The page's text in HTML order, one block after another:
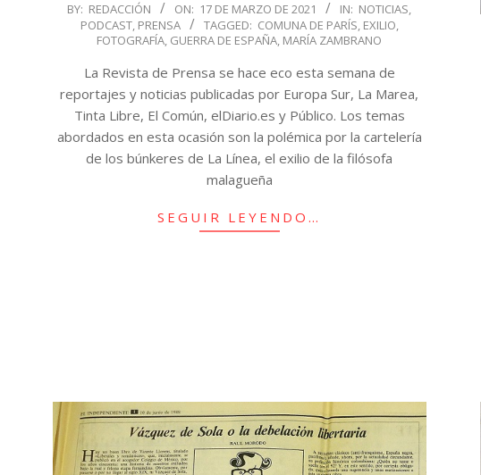
2021-
BY: REDACCIÓN ON: 17 DE MARZO DE 2021 IN: NOTICIAS,
PODCAST, PRENSA TAGGED: COMUNA DE PARÍS, EXILIO,
FOTOGRAFÍA, GUERRA DE ESPAÑA, MARÍA ZAMBRANO
La Revista de Prensa se hace eco esta semana de
reportajes y noticias publicadas por Europa Sur, La Marea,
Tinta Libre, El Común, elDiario.es y Público. Los temas
abordados en esta ocasión son la polémica por la cartelería
de los búnkeres de La Línea, el exilio de la filósofa
malagueña
SEGUIR LEYENDO…